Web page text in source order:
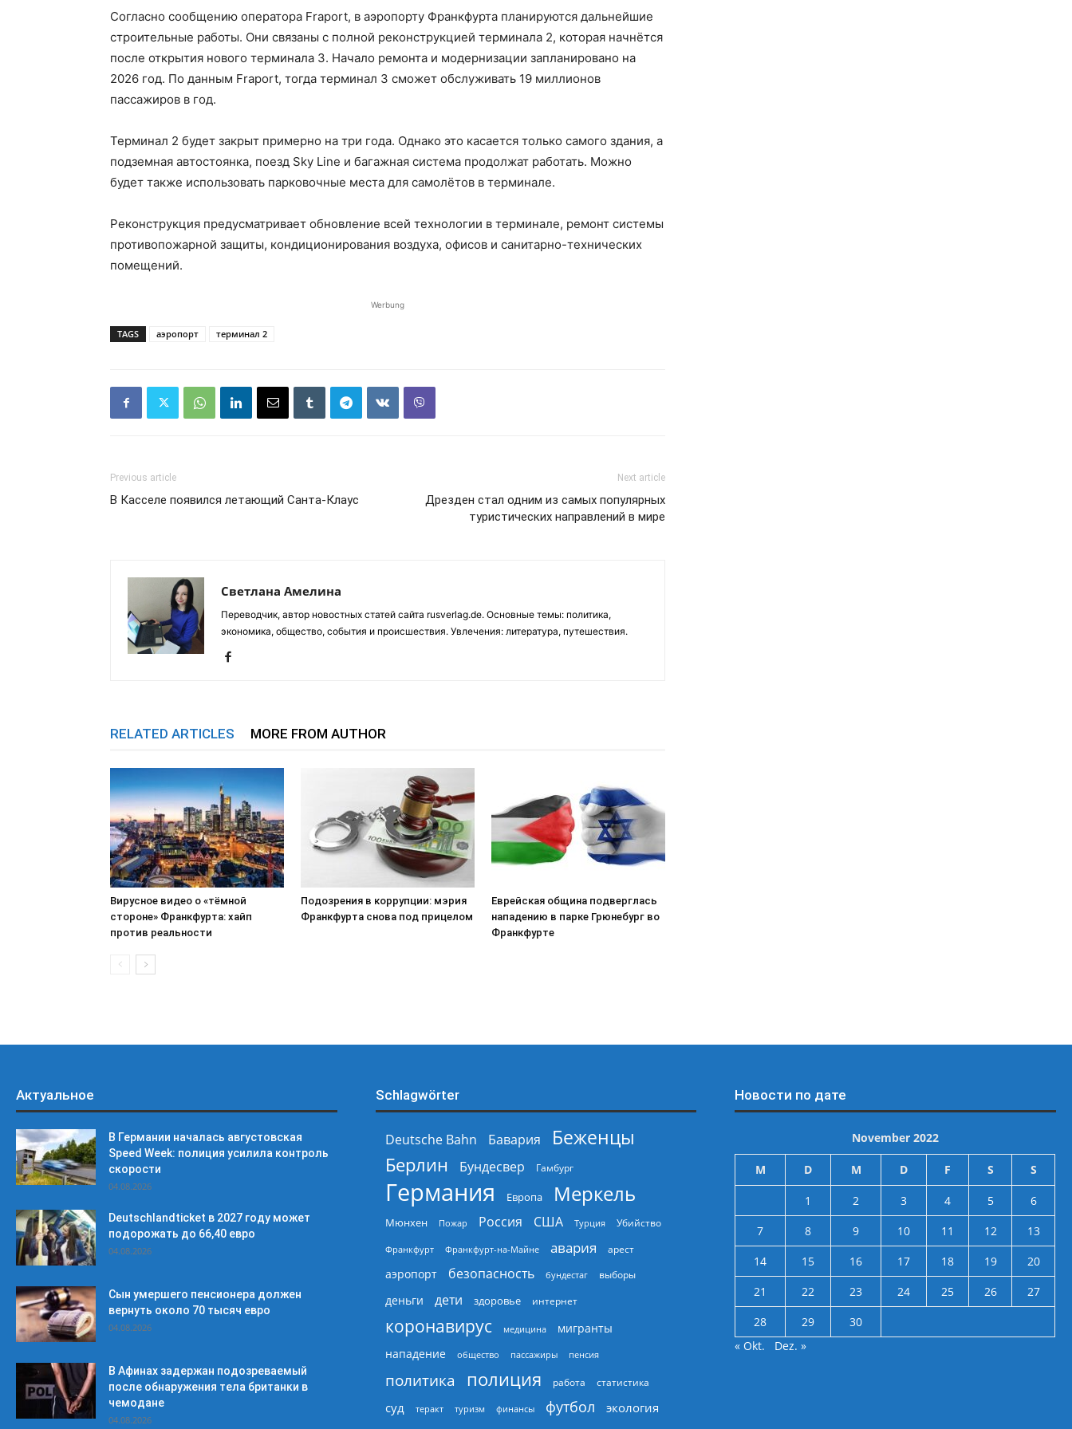
Согласно сообщению оператора Fraport, в аэропорту Франкфурта планируются дальнейшие
строительные работы. Они связаны с полной реконструкцией терминала 2, которая начнётся
после открытия нового терминала 3. Начало ремонта и модернизации запланировано на
2026 год. По данным Fraport, тогда терминал 3 сможет обслуживать 19 миллионов
пассажиров в год.
Терминал 2 будет закрыт примерно на три года. Однако это касается только самого здания, а
подземная автостоянка, поезд Sky Line и багажная система продолжат работать. Можно
будет также использовать парковочные места для самолётов в терминале.
Реконструкция предусматривает обновление всей технологии в терминале, ремонт системы
противопожарной защиты, кондиционирования воздуха, офисов и санитарно-технических
помещений.
Werbung
TAGS аэропорт терминал 2
Previous article
В Касселе появился летающий Санта-Клаус
Next article
Дрезден стал одним из самых популярных
туристических направлений в мире
Светлана Амелина
Переводчик, автор новостных статей сайта rusverlag.de. Основные темы: политика,
экономика, общество, события и происшествия. Увлечения: литература, путешествия.
RELATED ARTICLES MORE FROM AUTHOR
Вирусное видео о «тёмной
стороне» Франкфурта: хайп
против реальности
Подозрения в коррупции: мэрия
Франкфурта снова под прицелом
Еврейская община подверглась
нападению в парке Грюнебург во
Франкфурте
Актуальное
В Германии началась августовская
Speed Week: полиция усилила контроль
скорости
04.08.2026
Deutschlandticket в 2027 году может
подорожать до 66,40 евро
04.08.2026
Сын умершего пенсионера должен
вернуть около 70 тысяч евро
04.08.2026
В Афинах задержан подозреваемый
после обнаружения тела британки в
чемодане
04.08.2026
Schlagwörter
Deutsche Bahn Бавария
Беженцы
Берлин
Бундесвер Гамбург
Германия Европа Меркель
Мюнхен Пожар Россия США Турция Убийство
Франкфурт Франкфурт-на-Майне авария арест
аэропорт безопасность бундестаг выборы
деньги дети здоровье интернет
коронавирус медицина
мигранты
нападение
общество пассажиры пенсия
политика полиция работа статистика
суд теракт туризм финансы футбол экология
Новости по дате
November 2022
M D M D F S S
1 2 3 4 5
6
7
8 9 10 11 12
13
14
15 16 17 18 19
20
21
22 23 24 25 26
27
28
29
30
« Okt.
Dez. »